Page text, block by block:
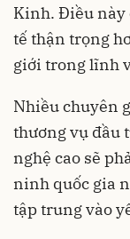
Kinh. Điều này
tế thận trọng
giới trong lĩnh
Nhiều chuyên
thương vụ đầu
nghệ cao sẽ
ninh quốc gia
tập trung vào